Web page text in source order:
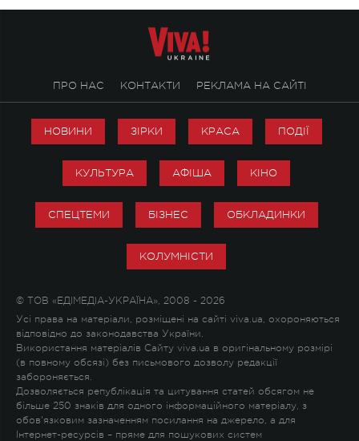
ПРО НАС КОНТАКТИ РЕКЛАМА НА САЙТІ
НОВИНИ ЗІРКИ КРАСА ПОДІЇ
КУЛЬТУРА АФІША КІНО
СПЕЦТЕМИ БІЗНЕС ОБКЛАДИНКИ
КОЛУМНІСТИ
© ТОВ «ЕДІМЕДІА-УКРАЇНА», 2008 - 2026
Усі права на матеріали, розміщені на сайті viva.ua, охороняються
відповідно до законодавства України.
Використання матеріалів Сайту viva.ua в оригінальному розмірі
(в повному обсязі) без письмового дозволу редакції
забороняється.
Дозволяється републікація та цитування статей обсягом не
більше 250 знаків для одного інформаційного матеріалу, з
обов'язковим зазначенням посилання на джерело, а для
Інтернет-ресурсів – пряме для пошукових систем